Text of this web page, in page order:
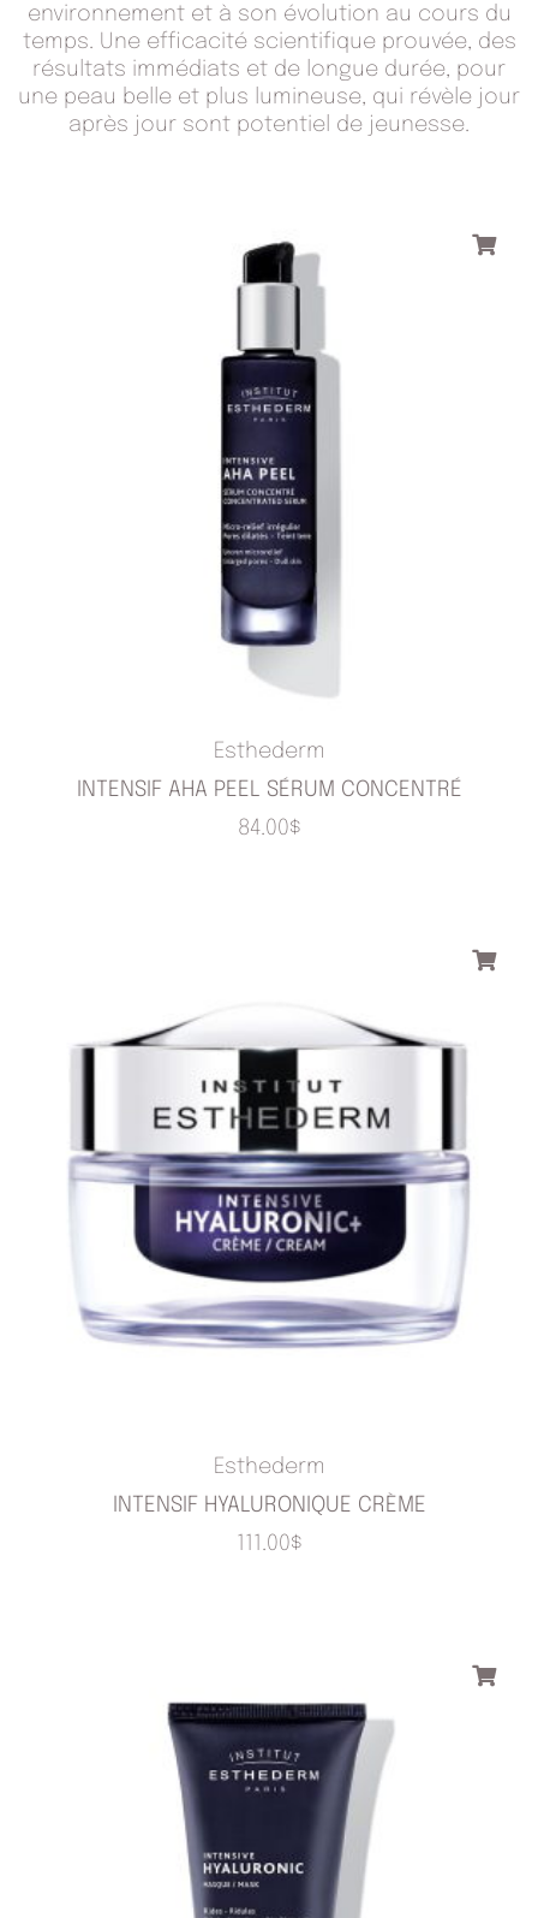
environnement et à son évolution au cours du
temps. Une efficacité scientifique prouvée, des
résultats immédiats et de longue durée, pour
une peau belle et plus lumineuse, qui révèle jour
après jour sont potentiel de jeunesse.
Esthederm
INTENSIF AHA PEEL SÉRUM CONCENTRÉ
84.00$
Esthederm
INTENSIF HYALURONIQUE CRÈME
111.00$